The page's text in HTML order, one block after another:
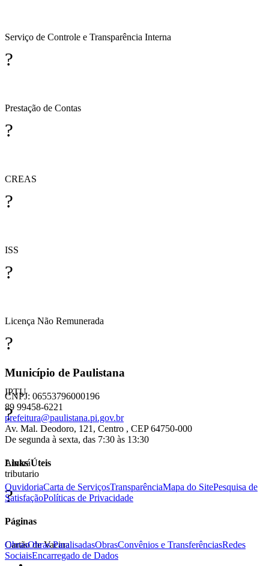
Serviço de Controle e Transparência Interna
?
Prestação de Contas
?
CREAS
?
ISS
?
Licença Não Remunerada
?
IPTU
?
Alvará
tributario
?
Cartão de Vacina
Município de Paulistana
CNPJ: 06553796000196
89 99458-6221
prefeitura@paulistana.pi.gov.br
Av. Mal. Deodoro, 121, Centro , CEP 64750-000
De segunda à sexta, das 7:30 às 13:30
Links Úteis
OuvidoriaCarta de ServiçosTransparênciaMapa do SitePesquisa de
SatisfaçãoPolíticas de Privacidade
Páginas
ObrasObras ParalisadasObrasConvênios e TransferênciasRedes
SociaisEncarregado de Dados